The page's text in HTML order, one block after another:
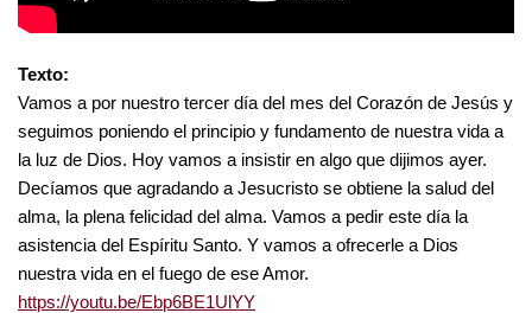
Texto:
Vamos a por nuestro tercer día del mes del Corazón de Jesús y
seguimos poniendo el principio y fundamento de nuestra vida a
la luz de Dios. Hoy vamos a insistir en algo que dijimos ayer.
Decíamos que agradando a Jesucristo se obtiene la salud del
alma, la plena felicidad del alma. Vamos a pedir este día la
asistencia del Espíritu Santo. Y vamos a ofrecerle a Dios
nuestra vida en el fuego de ese Amor.
https://youtu.be/Ebp6BE1UlYY